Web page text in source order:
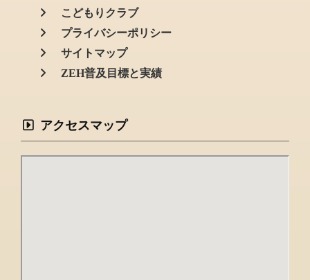
こどもりクラブ
プライバシーポリシー
サイトマップ
ZEH普及目標と実績
アクセスマップ